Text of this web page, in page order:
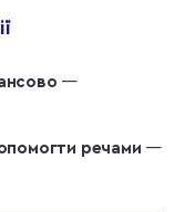
—
речами —